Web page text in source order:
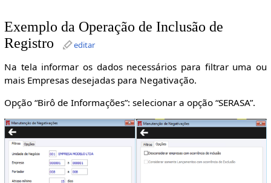
Exemplo da Operação de Inclusão de
Registro
editar
Na tela informar os dados necessários para filtrar uma ou
mais Empresas desejadas para Negativação.
Opção “Birô de Informações”: selecionar a opção “SERASA”.